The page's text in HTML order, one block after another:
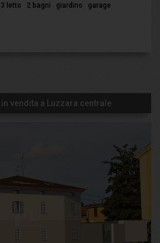
3 letto 2 bagni giardino garage
vendita a Luzzara centrale